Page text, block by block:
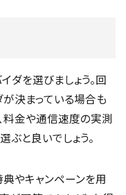
ダを選びましょう。回
決まっている場合も
料金や通信速度の実測
と良いでしょう。
典やキャンペーンを用